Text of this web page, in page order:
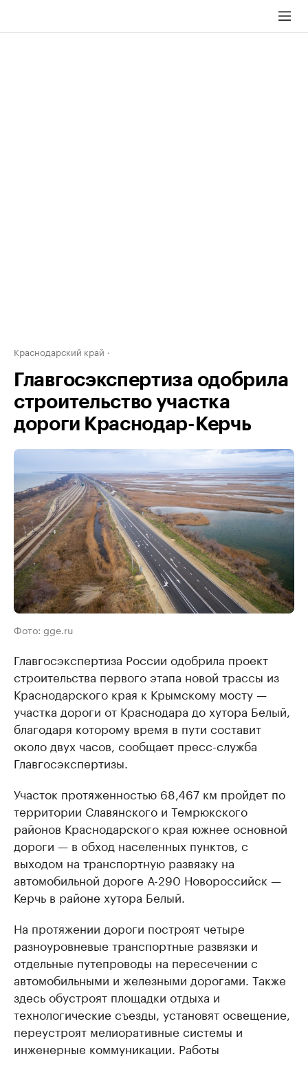
Краснодарский край
Главгосэкспертиза одобрила
строительство участка
дороги Краснодар-Керчь
Фото: gge.ru
Главгосэкспертиза России одобрила проект
строительства первого этапа новой трассы из
Краснодарского края к Крымскому мосту —
участка дороги от Краснодара до хутора Белый,
благодаря которому время в пути составит
около двух часов, сообщает пресс-служба
Главгосэкспертизы.
Участок протяженностью 68,467 км пройдет по
территории Славянского и Темрюкского
районов Краснодарского края южнее основной
дороги — в обход населенных пунктов, с
выходом на транспортную развязку на
автомобильной дороге А-290 Новороссийск —
Керчь в районе хутора Белый.
На протяжении дороги построят четыре
разноуровневые транспортные развязки и
отдельные путепроводы на пересечении с
автомобильными и железными дорогами. Также
здесь обустроят площадки отдыха и
технологические съезды, установят освещение,
переустроят мелиоративные системы и
инженерные коммуникации. Работы